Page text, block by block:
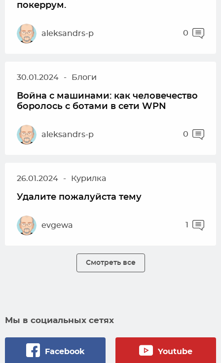
покеррум.
aleksandrs-p 0
30.01.2024 - Блоги
Война с машинами: как человечество
боролось с ботами в сети WPN
aleksandrs-p 0
26.01.2024 - Курилка
Удалите пожалуйста тему
evgewa 1
Смотреть все
Мы в социальных сетях
Facebook Youtube